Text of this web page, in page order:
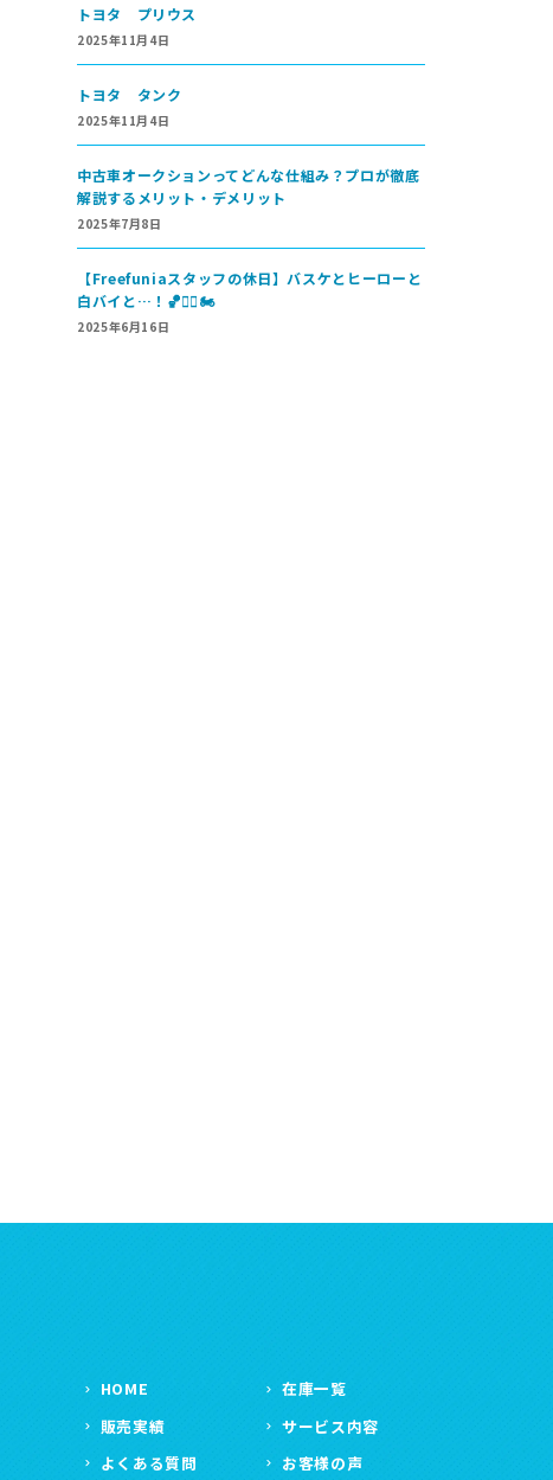
トヨタ プリウス
2025年11月4日
トヨタ タンク
2025年11月4日
中古車オークションってどんな仕組み？プロが徹底
解説するメリット・デメリット
2025年7月8日
【Freefuniaスタッフの休日】バスケとヒーローと
白バイと…！🏀🦸‍♂️🏍
2025年6月16日
HOME
在庫一覧
販売実績
サービス内容
よくある質問
お客様の声